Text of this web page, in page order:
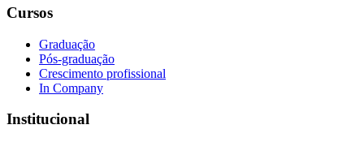
Cursos
Graduação
Pós-graduação
Crescimento profissional
In Company
Institucional